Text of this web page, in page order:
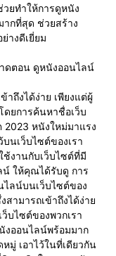
ยทำให้การดูหนัง
ากที่สุด ช่วยสร้าง
างดีเยี่ยม
ดตอน ดูหนังออนไลน์
าถึงได้ง่าย เพียงแต่ผู้
ดยการค้นหาชื่อเว็บ
2023 หนังใหม่มาแรง
นเว็บไซต์ของเรา
ช้งานกับเว็บไซต์ที่มี
ให้คุณได้รับดู การ
ไลน์บนเว็บไซต์ของ
ามารถเข้าถึงได้ง่าย
บไซต์ของพวกเรา
งออนไลน์พร้อมมาก
มู่ เอาไว้ในที่เดียวกัน